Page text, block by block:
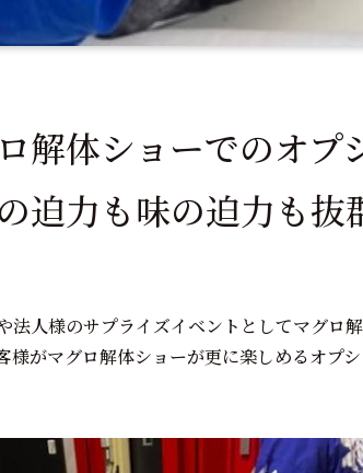
解体ショーでのオ
迫力も味の迫力も抜
法人様のサプライズイベントとしてマグロ
様がマグロ解体ショーが更に楽しめるオプ